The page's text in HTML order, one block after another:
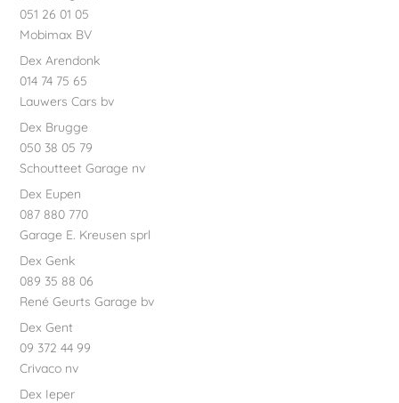
051 26 01 05
Mobimax BV
Dex Arendonk
014 74 75 65
Lauwers Cars bv
Dex Brugge
050 38 05 79
Schoutteet Garage nv
Dex Eupen
087 880 770
Garage E. Kreusen sprl
Dex Genk
089 35 88 06
René Geurts Garage bv
Dex Gent
09 372 44 99
Crivaco nv
Dex Ieper